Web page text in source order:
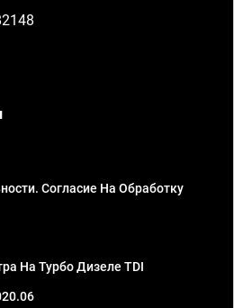
Согласие На Обработку
На Турбо Дизеле TDI